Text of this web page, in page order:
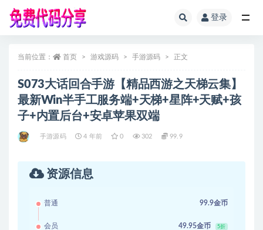
登录
当前位置： 首页 游戏源码 手游源码 正文
S073大话回合手游【精品西游之天梯云集】
最新Win半手工服务端+天梯+星阵+天赋+孩
子+内置后台+安卓苹果双端
手游源码 4 年前 0 302 99.9
资源信息
普通 99.9金币
会员 49.95金币 5折